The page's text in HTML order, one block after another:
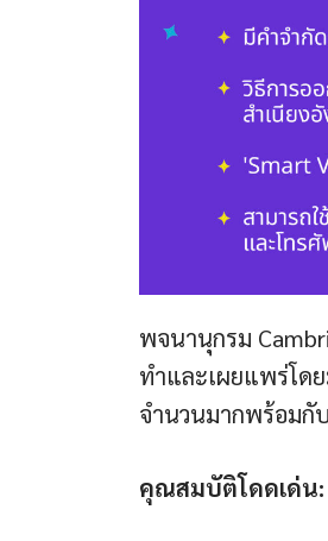
พจนานุกรม
ทำและเผยแพร่โด
จำนวนมากพร้อมกั
คุณสมบัติโดดเด่น: